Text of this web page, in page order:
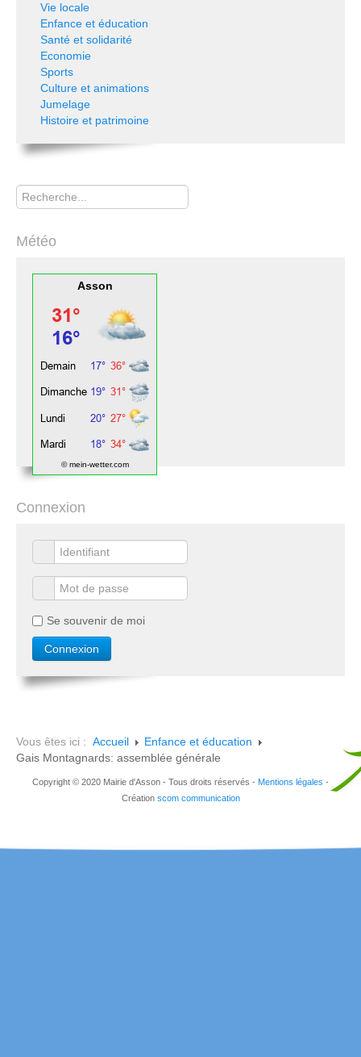
Vie locale
Enfance et éducation
Santé et solidarité
Economie
Sports
Culture et animations
Jumelage
Histoire et patrimoine
Rechercher
Météo
Asson
© mein-wetter.com
Connexion
Se souvenir de moi
Vous êtes ici : Accueil
Enfance et éducation
Gais Montagnards: assemblée générale
Copyright © 2020 Mairie d'Asson - Tous droits réservés - Mentions légales -
Création scom communication